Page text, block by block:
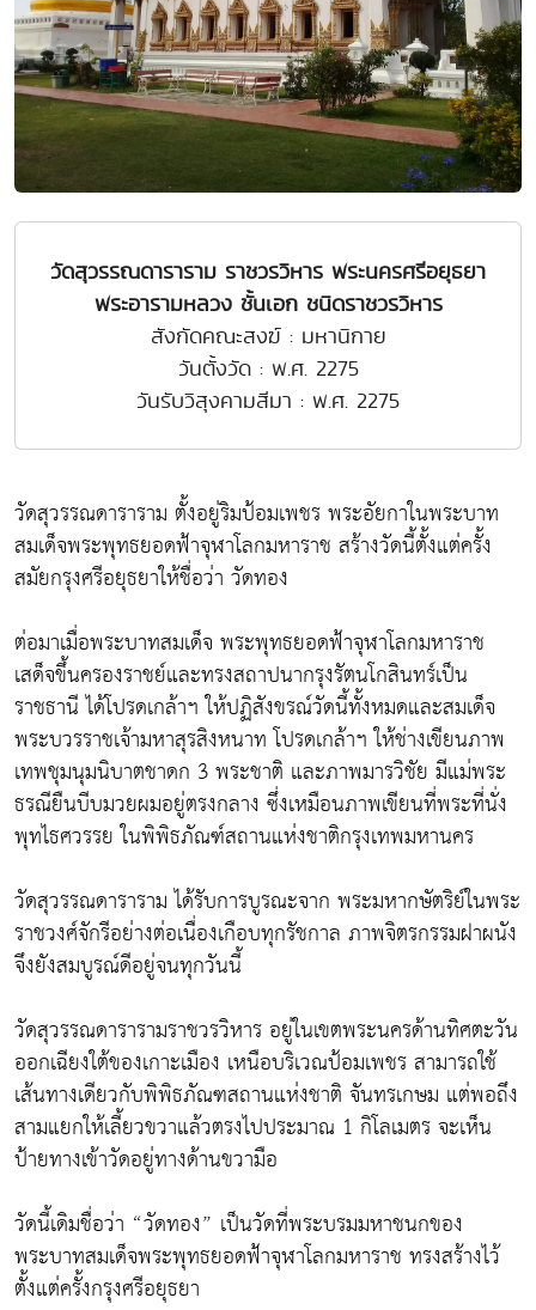
วัดสุวรรณดาราราม ราชวรวิหาร พระนครศรีอยุธยา
พระอารามหลวง ชั้นเอก ชนิดราชวรวิหาร
สังกัดคณะสงฆ์ : มหานิกาย
วันตั้งวัด : พ.ศ. 2275
วันรับวิสุงคามสีมา : พ.ศ. 2275
วัดสุวรรณดาราราม ตั้งอยู่ริมป้อมเพชร พระอัยกาในพระบาท
สมเด็จพระพุทธยอดฟ้าจุฬาโลกมหาราช สร้างวัดนี้ตั้งแต่ครั้ง
สมัยกรุงศรีอยุธยาให้ชื่อว่า วัดทอง
ต่อมาเมื่อพระบาทสมเด็จ พระพุทธยอดฟ้าจุฬาโลกมหาราช
เสด็จขึ้นครองราชย์และทรงสถาปนากรุงรัตนโกสินทร์เป็น
ราชธานี ได้โปรดเกล้าฯ ให้ปฏิสังขรณ์วัดนี้ทั้งหมดและสมเด็จ
พระบวรราชเจ้ามหาสุรสิงหนาท โปรดเกล้าฯ ให้ช่างเขียนภาพ
เทพชุมนุมนิบาตชาดก 3 พระชาติ และภาพมารวิชัย มีแม่พระ
ธรณียืนบีบมวยผมอยู่ตรงกลาง ซึ่งเหมือนภาพเขียนที่พระที่นั่ง
พุทไธศวรรย ในพิพิธภัณฑ์สถานแห่งชาติกรุงเทพมหานคร
วัดสุวรรณดาราราม ได้รับการบูรณะจาก พระมหากษัตริย์ในพระ
ราชวงศ์จักรีอย่างต่อเนื่องเกือบทุกรัชกาล ภาพจิตรกรรมฝาผนัง
จึงยังสมบูรณ์ดีอยู่จนทุกวันนี้
วัดสุวรรณดารารามราชวรวิหาร อยู่ในเขตพระนครด้านทิศตะวัน
ออกเฉียงใต้ของเกาะเมือง เหนือบริเวณป้อมเพชร สามารถใช้
เส้นทางเดียวกับพิพิธภัณฑสถานแห่งชาติ จันทรเกษม แต่พอถึง
สามแยกให้เลี้ยวขวาแล้วตรงไปประมาณ 1 กิโลเมตร จะเห็น
ป้ายทางเข้าวัดอยู่ทางด้านขวามือ
วัดนี้เดิมชื่อว่า “วัดทอง” เป็นวัดที่พระบรมมหาชนกของ
พระบาทสมเด็จพระพุทธยอดฟ้าจุฬาโลกมหาราช ทรงสร้างไว้
ตั้งแต่ครั้งกรุงศรีอยุธยา